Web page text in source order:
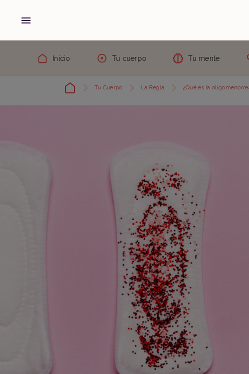
Inicio Tu cuerpo Tu mente
Tu Cuerpo La Regla ¿Qué es la